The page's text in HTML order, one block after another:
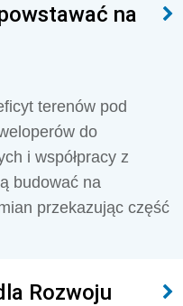
na
terenów pod
do
i współpracy z
budować na
przekazując część
Rozwoju